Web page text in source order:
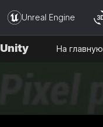
Unreal Engine
Unity На главную